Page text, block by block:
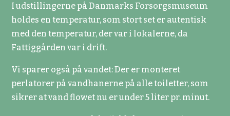
I udstillingerne på Danmarks Forsorgsmuseum
holdes en temperatur, som stort set er autentisk
med den temperatur, der var i lokalerne, da
Fattiggården var i drift.
Vi sparer også på vandet: Der er monteret
perlatorer på vandhanerne på alle toiletter, som
sikrer at vand flowet nu er under 5 liter pr. minut.